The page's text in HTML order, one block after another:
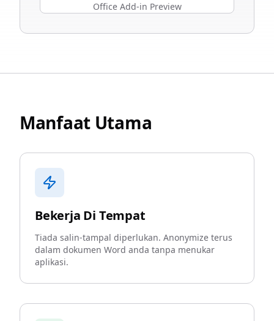
Office Add-in Preview
Manfaat Utama
Bekerja Di Tempat
Tiada salin-tampal diperlukan. Anonymize terus
dalam dokumen Word anda tanpa menukar
aplikasi.